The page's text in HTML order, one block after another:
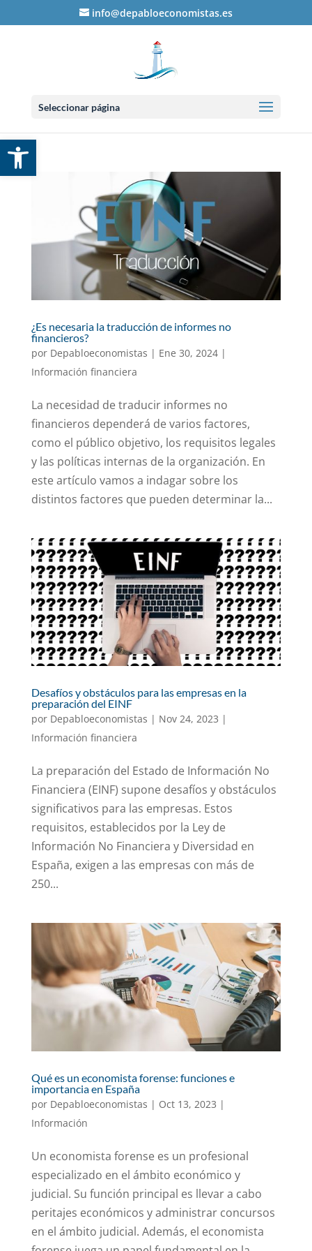
Abrir barra de herramientas
info@depabloeconomistas.es
Seleccionar página
¿Es necesaria la traducción de informes no
financieros?
por Depabloeconomistas | Ene 30, 2024|
Información financiera
La necesidad de traducir informes no
financieros dependerá de varios factores,
como el público objetivo, los requisitos legales
y las políticas internas de la organización. En
este artículo vamos a indagar sobre los
distintos factores que pueden determinar la...
Desafíos y obstáculos para las empresas en la
preparación del EINF
por Depabloeconomistas | Nov 24, 2023 |
Información financiera
La preparación del Estado de Información No
Financiera (EINF) supone desafíos y obstáculos
significativos para las empresas. Estos
requisitos, establecidos por la Ley de
Información No Financiera y Diversidad en
España, exigen a las empresas con más de
250...
Qué es un economista forense: funciones e
importancia en España
por Depabloeconomistas | Oct 13, 2023 |
Información
Un economista forense es un profesional
especializado en el ámbito económico y
judicial. Su función principal es llevar a cabo
peritajes económicos y administrar concursos
en el ámbito judicial. Además, el economista